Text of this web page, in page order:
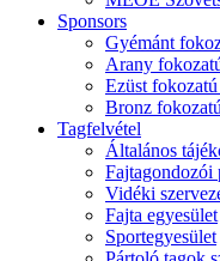
Sponsors
Gyémánt
Arany
Ezüst
Bronz
Tagfelvétel
Általános
Fajtagondozói
Vidéki
Fajta egyesület
Sportegyesület